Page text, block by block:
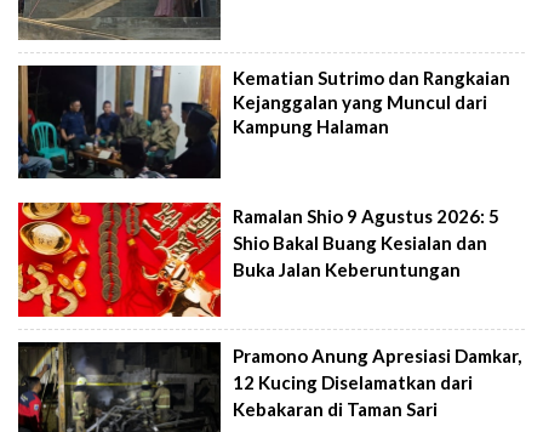
Kematian Sutrimo dan Rangkaian
Kejanggalan yang Muncul dari
Kampung Halaman
Ramalan Shio 9 Agustus 2026: 5
Shio Bakal Buang Kesialan dan
Buka Jalan Keberuntungan
Pramono Anung Apresiasi Damkar,
12 Kucing Diselamatkan dari
Kebakaran di Taman Sari